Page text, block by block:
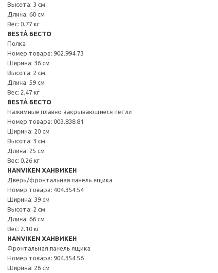
Высота: 3 см
Длина: 60 см
Вес: 0.77 кг
BESTÅ БЕСТО
Полка
Номер товара: 902.994.73
Ширина: 36 см
Высота: 2 см
Длина: 59 см
Вес: 2.47 кг
BESTÅ БЕСТО
Нажимные плавно закрывающиеся петли
Номер товара: 003.838.81
Ширина: 20 см
Высота: 3 см
Длина: 25 см
Вес: 0.26 кг
HANVIKEN ХАНВИКЕН
Дверь/фронтальная панель ящика
Номер товара: 404.354.54
Ширина: 39 см
Высота: 2 см
Длина: 66 см
Вес: 2.10 кг
HANVIKEN ХАНВИКЕН
Фронтальная панель ящика
Номер товара: 904.354.56
Ширина: 26 см